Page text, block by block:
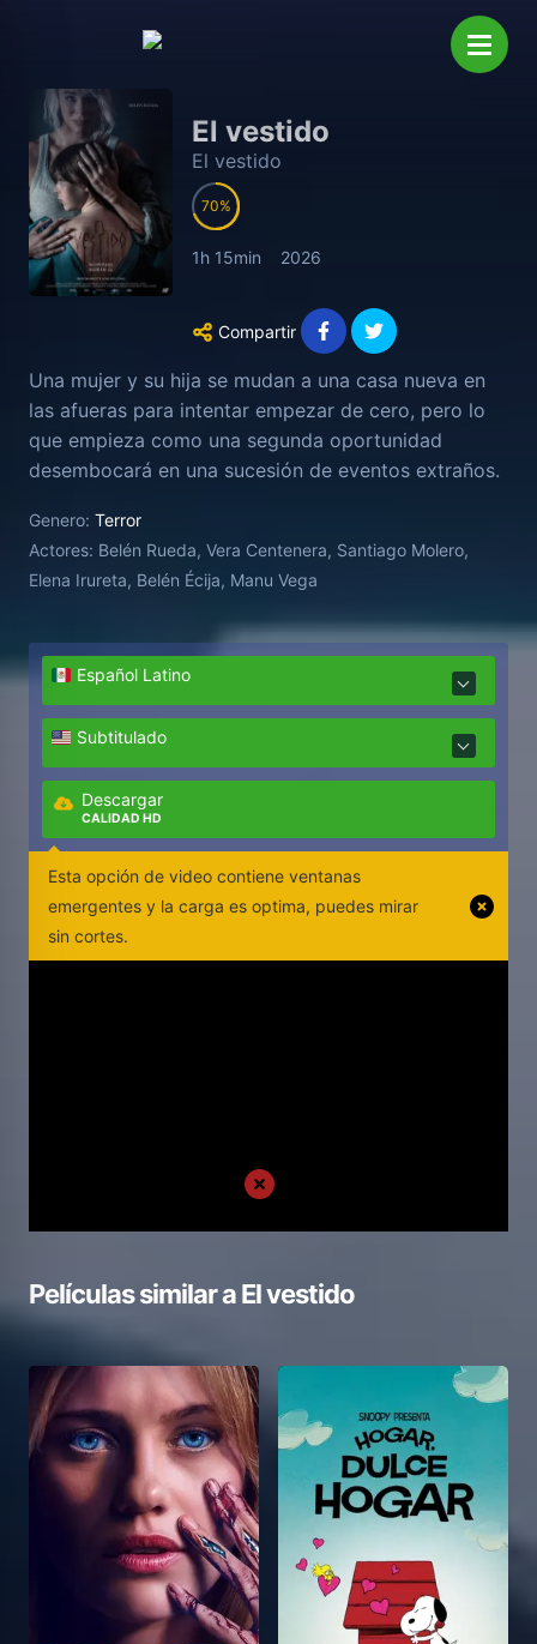
El vestido
El vestido
70
1h 15min 2026
Compartir
Una mujer y su hija se mudan a una casa nueva en
las afueras para intentar empezar de cero, pero lo
que empieza como una segunda oportunidad
desembocará en una sucesión de eventos extraños.
Genero: Terror
Actores: Belén Rueda, Vera Centenera, Santiago Molero,
Elena Irureta, Belén Écija, Manu Vega
Español Latino
Subtitulado
Descargar
CALIDAD HD
Esta opción de video contiene ventanas
emergentes y la carga es optima, puedes mirar
sin cortes.
Películas similar aEl vestido